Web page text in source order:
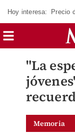
Hoy interesa: Precio
"La
Memoria